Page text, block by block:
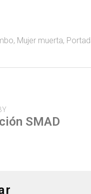
, Mujer muerta,
SMAD